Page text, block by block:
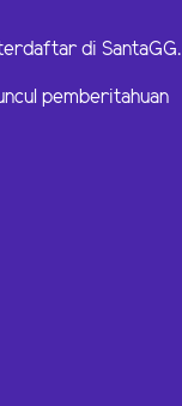
di SantaGG.
pemberitahuan